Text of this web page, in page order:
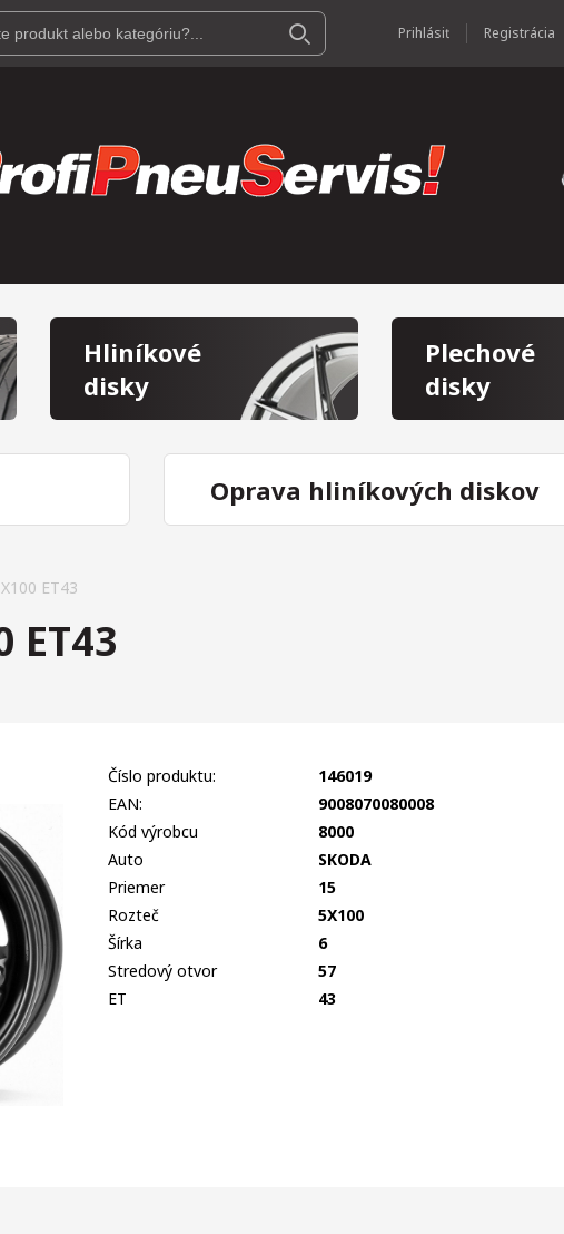
Prihlásiť Registrácia
Hliníkové
disky
Plechové
disky
Oprava hliníkových diskov
ET43
ET43
Číslo produktu:
146019
EAN:
9008070080008
Kód výrobcu
8000
Auto
SKODA
Priemer
15
Rozteč
5X100
Šírka
6
Stredový otvor
57
ET
43